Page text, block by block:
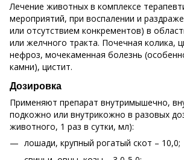
Лечение животных в комплексе
мероприятий, при воспалении и
или отсутствием конкрементов) в
или желчного тракта. Почечная колика,
нефроз, мочекаменная болезнь
камни), цистит.
Дозировка
Применяют препарат внутримышечно,
подкожно или внутрикожно в разовых
животного, 1 раз в сутки, мл):
лошади, крупный рогатый скот – 10,0;